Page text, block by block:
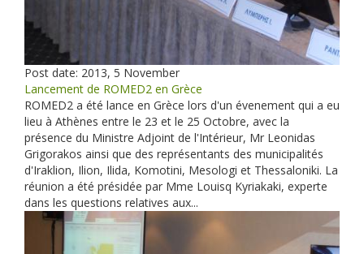
Post date: 2013, 5 November
Lancement de ROMED2 en Grèce
ROMED2 a été lance en Grèce lors d'un évenement qui a eu
lieu à Athènes entre le 23 et le 25 Octobre, avec la
présence du Ministre Adjoint de l'Intérieur, Mr Leonidas
Grigorakos ainsi que des représentants des municipalités
d'Iraklion, Ilion, Ilida, Komotini, Mesologi et Thessaloniki. La
réunion a été présidée par Mme Louisq Kyriakaki, experte
dans les questions relatives aux...